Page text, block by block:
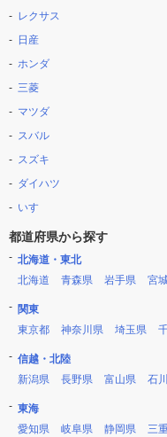
レクサス
日産
ホンダ
三菱
マツダ
スバル
スズキ
ダイハツ
いすゞ
都道府県から探す
北海道・東北
北海道
青森県 岩手県 宮
関東
東京都
神奈川県 埼玉県
信越・北陸
新潟県
長野県 富山県 石
東海
愛知県
岐阜県 静岡県 三